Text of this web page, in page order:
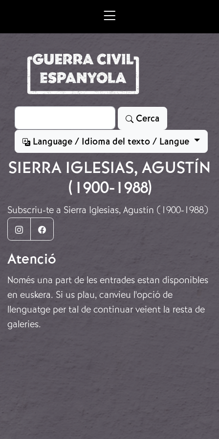
Cerca
Cerca
Language / Idioma del texto / Langue
SIERRA IGLESIAS, AGUSTÍN
(1900-1988)
Subscriu-te a Sierra Iglesias, Agustín (1900-1988)
InstagramFacebook
Atenció
Només una part de les entrades estan disponibles
en euskera. Si us plau, canvieu l'opció de
llenguatge per tal de continuar veient la resta de
galeries.